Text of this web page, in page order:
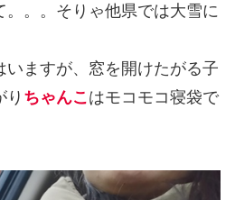
。。。そりゃ他県では大雪に
いますが、窓を開けたがる子
り ちゃんこはモコモコ寝袋で